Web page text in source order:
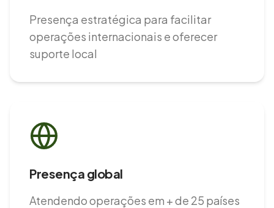
Presença estratégica para facilitar
operações internacionais e oferecer
suporte local
Presença global
Atendendo operações em + de 25 países